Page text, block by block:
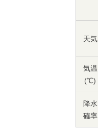
天気
気温
(℃)
降水
確率